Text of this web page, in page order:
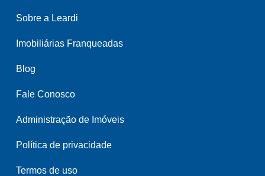
Sobre a Leardi
Imobiliárias Franqueadas
Blog
Fale Conosco
Administração de Imóveis
Política de privacidade
Termos de uso